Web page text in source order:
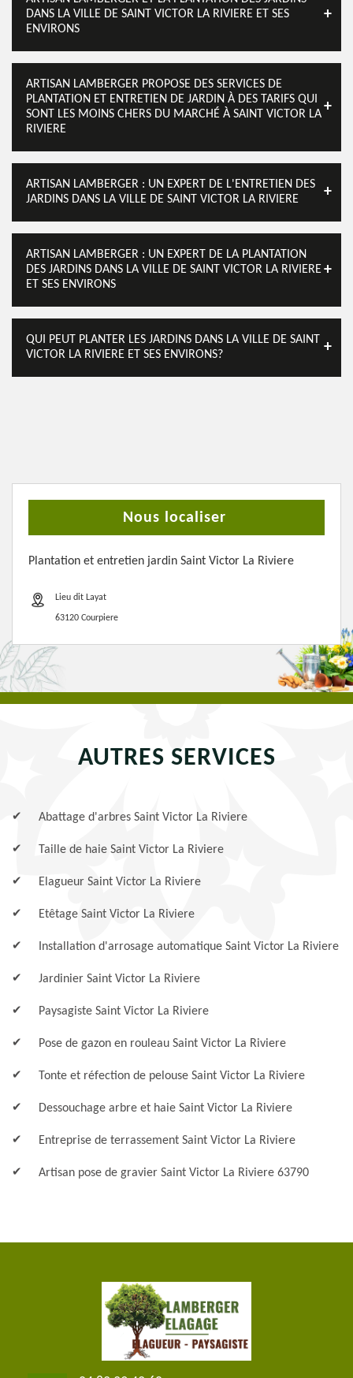
DANS LA VILLE DE SAINT VICTOR LA RIVIERE ET SES
ENVIRONS
ARTISAN LAMBERGER PROPOSE DES SERVICES DE
PLANTATION ET ENTRETIEN DE JARDIN À DES TARIFS QUI
SONT LES MOINS CHERS DU MARCHÉ À SAINT VICTOR LA
RIVIERE
ARTISAN LAMBERGER : UN EXPERT DE L'ENTRETIEN DES
JARDINS DANS LA VILLE DE SAINT VICTOR LA RIVIERE
ARTISAN LAMBERGER : UN EXPERT DE LA PLANTATION
DES JARDINS DANS LA VILLE DE SAINT VICTOR LA RIVIERE
ET SES ENVIRONS
QUI PEUT PLANTER LES JARDINS DANS LA VILLE DE SAINT
VICTOR LA RIVIERE ET SES ENVIRONS?
Nous localiser
Plantation et entretien jardin Saint Victor La Riviere
Lieu dit Layat
63120 Courpiere
AUTRES SERVICES
Abattage d'arbres Saint Victor La Riviere
Taille de haie Saint Victor La Riviere
Elagueur Saint Victor La Riviere
Etêtage Saint Victor La Riviere
Installation d'arrosage automatique Saint Victor La Riviere
Jardinier Saint Victor La Riviere
Paysagiste Saint Victor La Riviere
Pose de gazon en rouleau Saint Victor La Riviere
Tonte et réfection de pelouse Saint Victor La Riviere
Dessouchage arbre et haie Saint Victor La Riviere
Entreprise de terrassement Saint Victor La Riviere
Artisan pose de gravier Saint Victor La Riviere 63790